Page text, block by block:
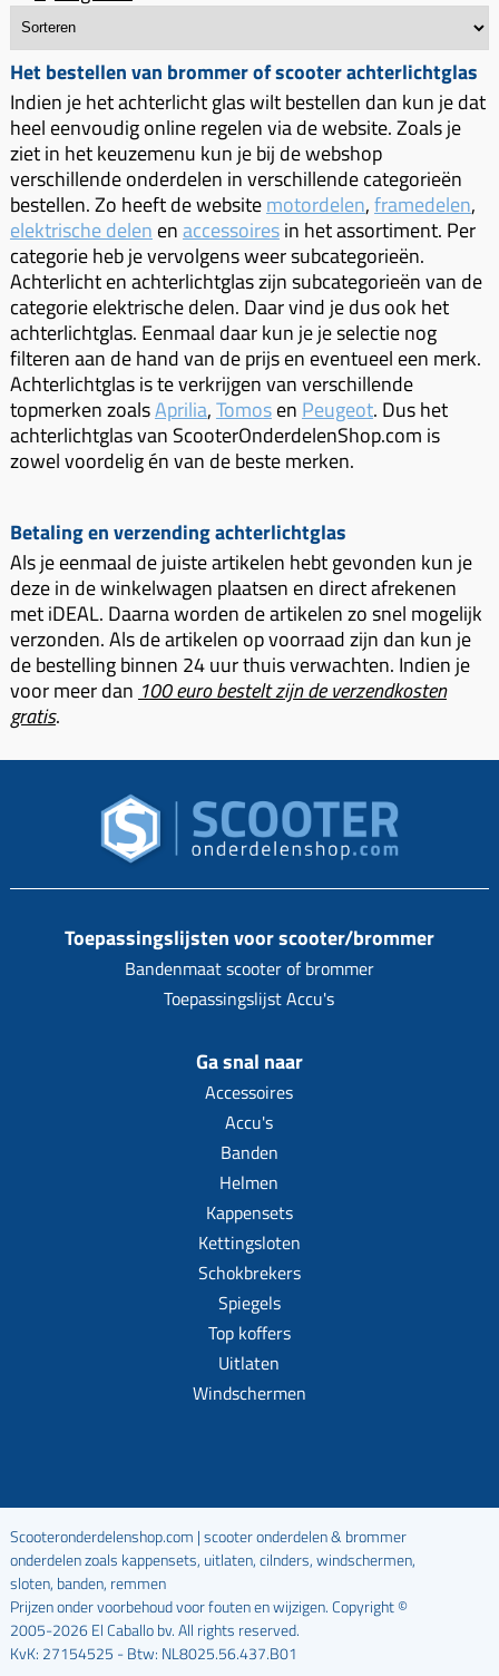
Het bestellen van brommer of scooter achterlichtglas
Indien je het achterlicht glas wilt bestellen dan kun je dat
heel eenvoudig online regelen via de website. Zoals je
ziet in het keuzemenu kun je bij de webshop
verschillende onderdelen in verschillende categorieën
bestellen. Zo heeft de websitemotordelen,framedelen,
elektrische delen enaccessoiresin het assortiment. Per
categorie heb je vervolgens weer subcategorieën.
Achterlicht en achterlichtglas zijn subcategorieën van de
categorie elektrische delen. Daar vind je dus ook het
achterlichtglas. Eenmaal daar kun je je selectie nog
filteren aan de hand van de prijs en eventueel een merk.
Achterlichtglas is te verkrijgen van verschillende
topmerken zoalsAprilia,Tomosen Peugeot. Dus het
achterlichtglas van ScooterOnderdelenShop.com is
zowel voordelig én van de beste merken.
Betaling en verzending achterlichtglas
Als je eenmaal de juiste artikelen hebt gevonden kun je
deze in de winkelwagen plaatsen en direct afrekenen
met iDEAL. Daarna worden de artikelen zo snel mogelijk
verzonden. Als de artikelen op voorraad zijn dan kun je
de bestelling binnen 24 uur thuis verwachten. Indien je
voor meer dan 100 euro bestelt zijn de verzendkosten
gratis.
Toepassingslijsten voor scooter/brommer
Bandenmaat scooter of brommer
Toepassingslijst Accu's
Ga snal naar
Accessoires
Accu's
Banden
Helmen
Kappensets
Kettingsloten
Schokbrekers
Spiegels
Top koffers
Uitlaten
Windschermen
Scooteronderdelenshop.com | scooter onderdelen & brommer
onderdelen zoals kappensets, uitlaten, cilnders, windschermen,
sloten, banden, remmen
Prijzen onder voorbehoud voor fouten en wijzigen. Copyright ©
2005-2026 El Caballo bv. All rights reserved.
KvK: 27154525 - Btw: NL8025.56.437.B01